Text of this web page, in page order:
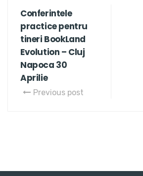
Conferintele
practice pentru
tineri BookLand
Evolution – Cluj
Napoca 30
Aprilie
Previous post